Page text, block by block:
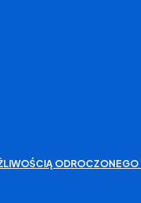
ODROCZONEGO